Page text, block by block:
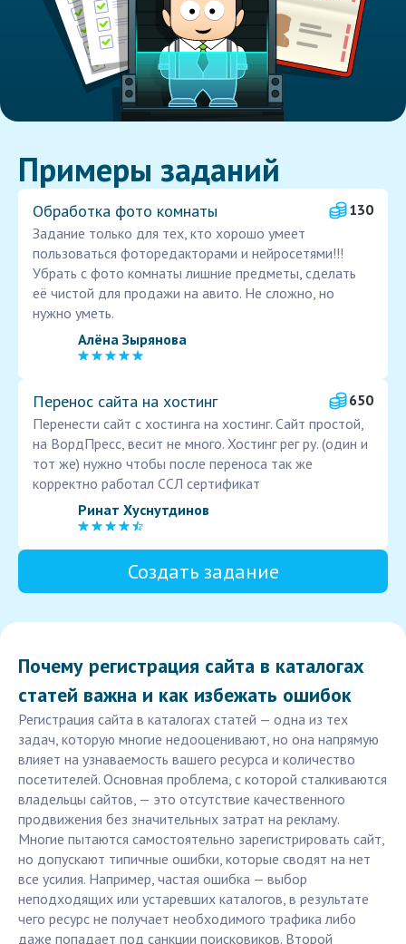
Примеры заданий
Обработка фото комнаты
130
Задание только для тех, кто хорошо умеет
пользоваться фоторедакторами и нейросетями!!!
Убрать с фото комнаты лишние предметы, сделать
её чистой для продажи на авито. Не сложно, но
нужно уметь.
Алёна Зырянова
Перенос сайта на хостинг
650
Перенести сайт с хостинга на хостинг. Сайт простой,
на ВордПресс, весит не много. Хостинг рег ру. (один и
тот же) нужно чтобы после переноса так же
корректно работал ССЛ сертификат
Ринат Хуснутдинов
Создать задание
Почему регистрация сайта в каталогах
статей важна и как избежать ошибок
Регистрация сайта в каталогах статей — одна из тех
задач, которую многие недооценивают, но она напрямую
влияет на узнаваемость вашего ресурса и количество
посетителей. Основная проблема, с которой сталкиваются
владельцы сайтов, — это отсутствие качественного
продвижения без значительных затрат на рекламу.
Многие пытаются самостоятельно зарегистрировать сайт,
но допускают типичные ошибки, которые сводят на нет
все усилия. Например, частая ошибка — выбор
неподходящих или устаревших каталогов, в результате
чего ресурс не получает необходимого трафика либо
даже попадает под санкции поисковиков. Второй